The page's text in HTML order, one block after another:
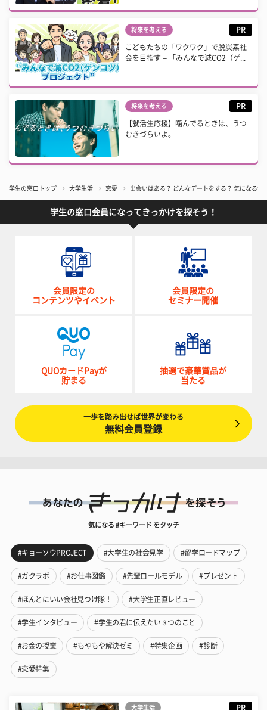
将来を考える PR
こどもたちの「ワクワク」で脱炭素社
会を目指す – 「みんなで減CO2（ゲ...
将来を考える PR
【就活生応援】噛んでるときは、うつ
むきづらいよ。
学生の窓口トップ 大学生活 恋愛 出会いはある？ どんなデートをする？ 気になる大
学生の窓口会員になってきっかけを探そう！
会員限定の
コンテンツやイベント
会員限定の
セミナー開催
QUOカードPayが
貯まる
抽選で豪華賞品が
当たる
一歩を踏み出せば世界が変わる
無料会員登録
気になる #キーワード をタッチ
#キョーソウPROJECT #大学生の社会見学 #留学ロードマップ
#ガクラボ #お仕事図鑑 #先輩ロールモデル #プレゼント
#ほんとにいい会社見つけ隊！ #大学生正直レビュー
#学生インタビュー #学生の君に伝えたい３つのこと
#お金の授業 #もやもや解決ゼミ #特集企画 #診断
#恋愛特集
大学生活 PR